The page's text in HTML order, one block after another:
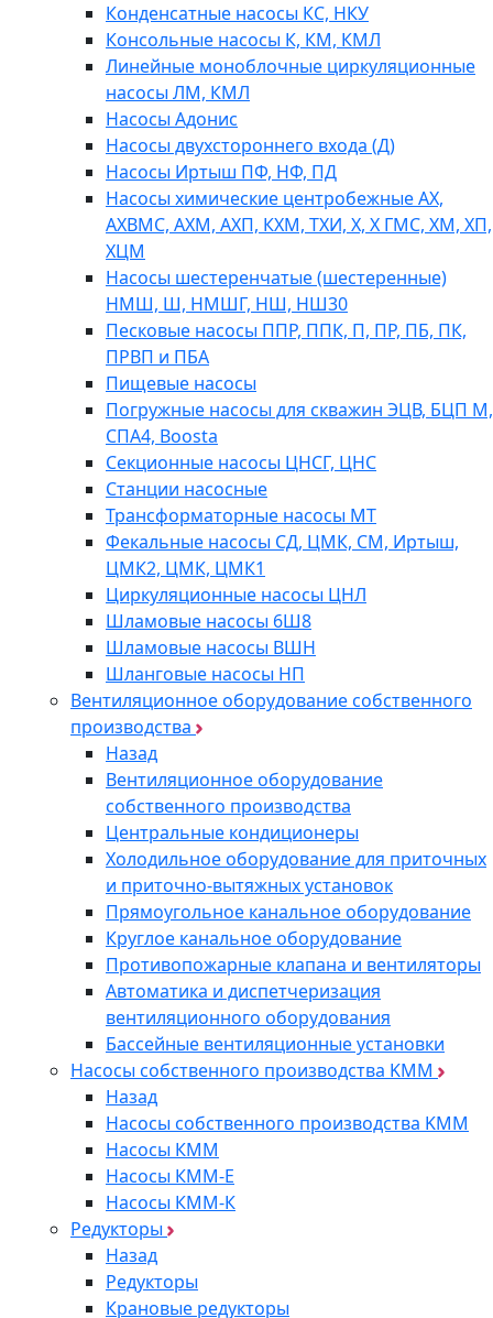
Конденсатные насосы КС, НКУ
Консольные насосы К, КМ, КМЛ
Линейные моноблочные циркуляционные
насосы ЛМ, КМЛ
Насосы Адонис
Насосы двухстороннего входа (Д)
Насосы Иртыш ПФ, НФ, ПД
Насосы химические центробежные АХ,
АХВМС, АХМ, АХП, КХМ, ТХИ, Х, Х ГМС, ХМ, ХП,
ХЦМ
Насосы шестеренчатые (шестеренные)
НМШ, Ш, НМШГ, НШ, НШ30
Песковые насосы ППР, ППК, П, ПР, ПБ, ПК,
ПРВП и ПБА
Пищевые насосы
Погружные насосы для скважин ЭЦВ, БЦП М,
СПА4, Boosta
Секционные насосы ЦНСГ, ЦНС
Станции насосные
Трансформаторные насосы МТ
Фекальные насосы СД, ЦМК, СМ, Иртыш,
ЦМК2, ЦМК, ЦМК1
Циркуляционные насосы ЦНЛ
Шламовые насосы 6Ш8
Шламовые насосы ВШН
Шланговые насосы НП
Вентиляционное оборудование собственного
производства
Назад
Вентиляционное оборудование
собственного производства
Центральные кондиционеры
Холодильное оборудование для приточных
и приточно-вытяжных установок
Прямоугольное канальное оборудование
Круглое канальное оборудование
Противопожарные клапана и вентиляторы
Автоматика и диспетчеризация
вентиляционного оборудования
Бассейные вентиляционные установки
Насосы собственного производства KMM
Назад
Насосы собственного производства KMM
Насосы КММ
Насосы КММ-Е
Насосы КММ-К
Редукторы
Назад
Редукторы
Крановые редукторы